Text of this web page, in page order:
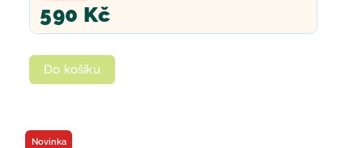
590 Kč
Do košíku
Novinka